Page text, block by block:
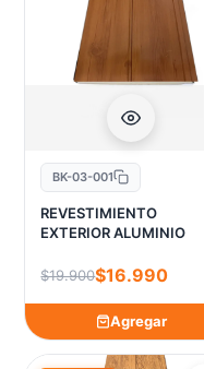
BK-03-001
REVESTIMIENTO
EXTERIOR ALUMINIO
$19.900$16.990
Agregar